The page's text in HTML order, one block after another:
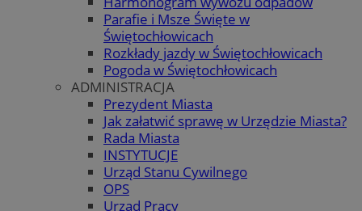
Parafie i Msze Święte w
Świętochłowicach
Rozkłady jazdy w Świętochłowicach
Pogoda w Świętochłowicach
ADMINISTRACJA
Prezydent Miasta
Jak załatwić sprawę w Urzędzie Miasta?
Rada Miasta
INSTYTUCJE
Urząd Stanu Cywilnego
OPS
Urząd Pracy